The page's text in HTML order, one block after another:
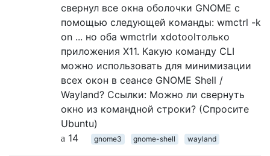
свернул все окна оболочки GNOME с
помощью следующей команды: wmctrl -k
on ... но оба wmctrlи xdotoolтолько
приложения X11. Какую команду CLI
можно использовать для минимизации
всех окон в сеансе GNOME Shell /
Wayland? Ссылки: Можно ли свернуть
окно из командной строки? (Спросите
Ubuntu)
14
gnome3 gnome-shell wayland